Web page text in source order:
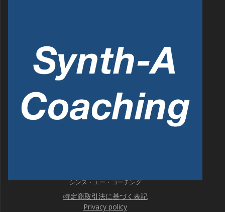
シンス・エー・コーチング
特定商取引法に基づく表記
Privacy policy